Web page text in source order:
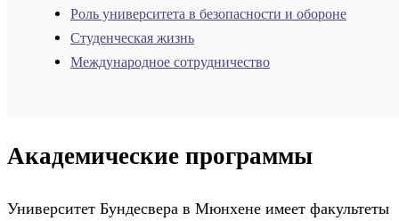
Роль университета в безопасности и обороне
Студенческая жизнь
Международное сотрудничество
Академические программы
Университет Бундесвера в Мюнхене имеет факультеты